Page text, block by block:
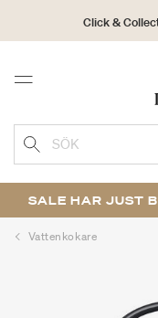
Click &
Menu
SÖK
SALE HAR JUST
Vattenkokare